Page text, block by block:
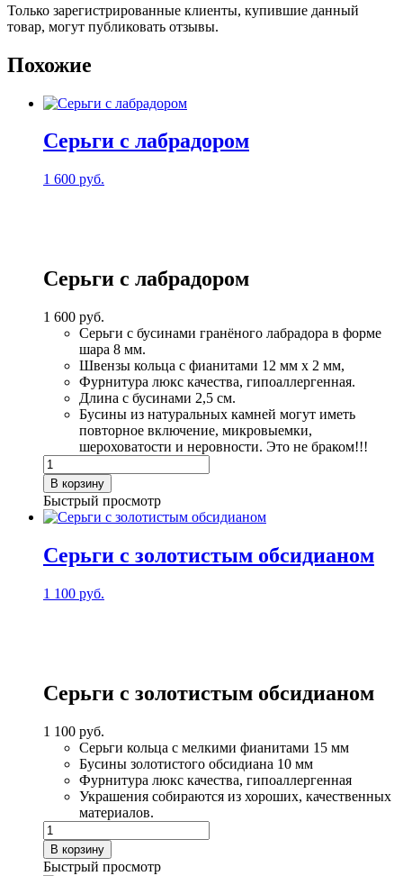
Только зарегистрированные клиенты, купившие данный
товар, могут публиковать отзывы.
Похожие
Серьги с лабрадором
1 600 руб.
Серьги с лабрадором
1 600 руб.
Серьги с бусинами гранёного лабрадора в форме
шара 8 мм.
Швензы кольца с фианитами 12 мм х 2 мм,
Фурнитура люкс качества, гипоаллергенная.
Длина с бусинами 2,5 см.
Бусины из натуральных камней могут иметь
повторное включение, микровыемки,
шероховатости и неровности. Это не браком!!!
Количество
товара
Серьги
с
лабрадором
В корзину
Быстрый просмотр
Серьги с золотистым обсидианом
1 100 руб.
Серьги с золотистым обсидианом
1 100 руб.
Серьги кольца с мелкими фианитами 15 мм
Бусины золотистого обсидиана 10 мм
Фурнитура люкс качества, гипоаллергенная
Украшения собираются из хороших, качественных
материалов.
Количество
товара
Серьги
В корзину
Быстрый просмотр